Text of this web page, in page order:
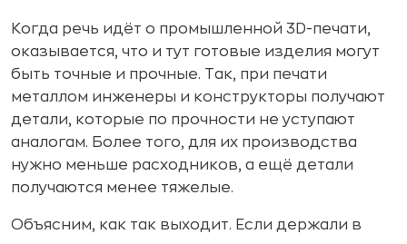
Когда речь идёт о промышленной 3D-печати,
оказывается, что и тут готовые изделия могут
быть точные и прочные. Так, при печати
металлом инженеры и конструкторы получают
детали, которые по прочности не уступают
аналогам. Более того, для их производства
нужно меньше расходников, а ещё детали
получаются менее тяжелые.
Объясним, как так выходит. Если держали в